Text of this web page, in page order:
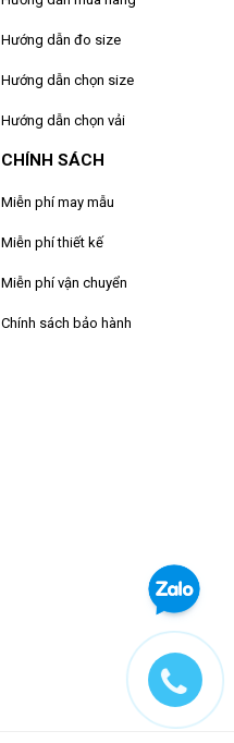
Hướng dẫn đo size
Hướng dẫn chọn size
Hướng dẫn chọn vải
CHÍNH SÁCH
Miễn phí may mẫu
Miễn phí thiết kế
Miễn phí vận chuyển
Chính sách bảo hành